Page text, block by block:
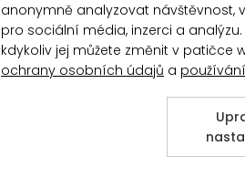
Ceresit Flexibilní
spárovací hmota CE 40
Aquastatic Graphite 5 kg
anonymně analyzovat návštěvnost,
pro sociální média, inzerci a
kdykoliv jej můžete změnit v patičce
ochrany osobních údajů a